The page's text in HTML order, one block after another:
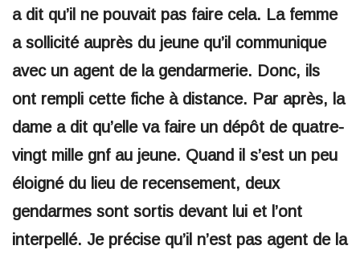
a dit qu’il ne pouvait pas faire cela. La femme
a sollicité auprès du jeune qu’il communique
avec un agent de la gendarmerie. Donc, ils
ont rempli cette fiche à distance. Par après, la
dame a dit qu’elle va faire un dépôt de quatre-
vingt mille gnf au jeune. Quand il s’est un peu
éloigné du lieu de recensement, deux
gendarmes sont sortis devant lui et l’ont
interpellé. Je précise qu’il n’est pas agent de la